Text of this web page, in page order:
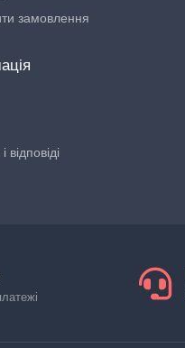
замовлення
відповіді